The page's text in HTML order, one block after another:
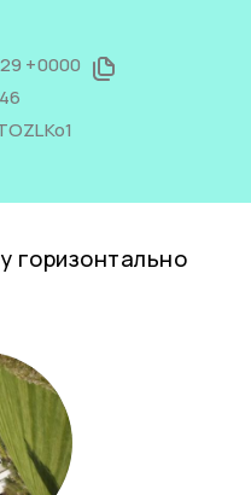
+0000
горизонтально